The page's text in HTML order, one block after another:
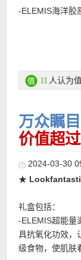
★防晒场景再
SPF50+ 全新
活动详情链接在
地利等地区，
-ELEMIS海洋胶
-BeautyPro橄
购买链接在此
★ 订阅更划算，
★ 买一次可用优
11 人认为
万众瞩
价值超
2024-03-30
★
礼盒包括：
-ELEMIS超能量
具抗氧化功效，
级食物，使肌肤